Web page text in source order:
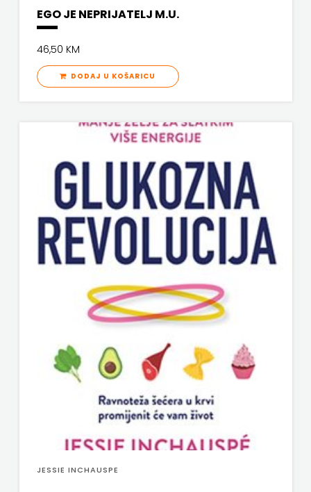
EGO JE NEPRIJATELJ M.U.
46,50 KM
DODAJ U KOŠARICU
JESSIE INCHAUSPE